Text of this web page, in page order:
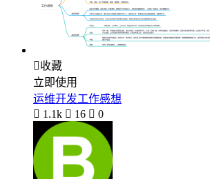
收藏
立即使用
运维开发工作感想
 1.1k  16  0